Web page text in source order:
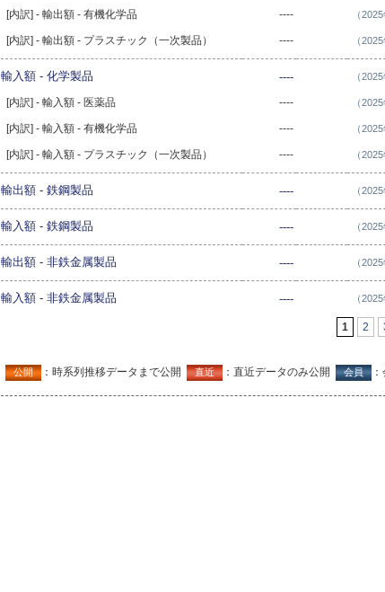
[内訳] - 輸出額 - 有機化学品 ---- （2025
[内訳] - 輸出額 - プラスチック（一次製品） ---- （2025
輸入額 - 化学製品 ---- （2025
[内訳] - 輸入額 - 医薬品 ---- （2025
[内訳] - 輸入額 - 有機化学品 ---- （2025
[内訳] - 輸入額 - プラスチック（一次製品） ---- （2025
輸出額 - 鉄鋼製品 ---- （2025
輸入額 - 鉄鋼製品 ---- （2025
輸出額 - 非鉄金属製品 ---- （2025
輸入額 - 非鉄金属製品 ---- （2025
1 2
公開 ：時系列推移データまで公開 直近 ：直近データのみ公開 会員